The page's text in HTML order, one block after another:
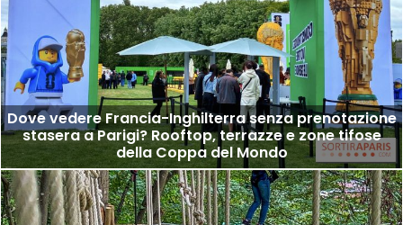
Dove vedere Francia-Inghilterra senza prenotazione
stasera a Parigi? Rooftop, terrazze e zone tifose
della Coppa del Mondo